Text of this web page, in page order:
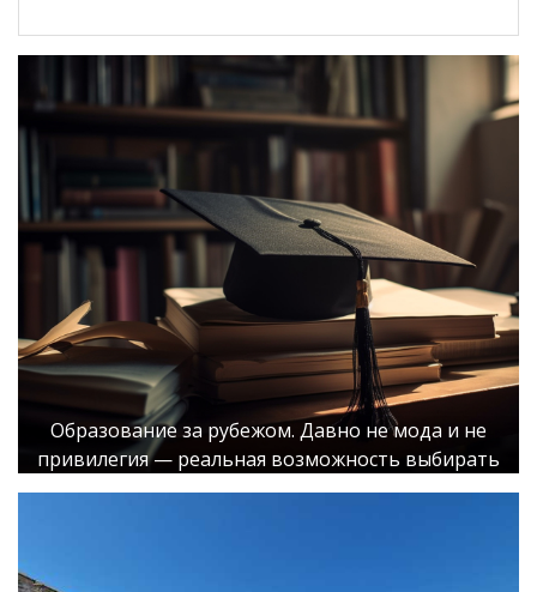
Образование за рубежом. Давно не мода и не
привилегия — реальная возможность выбирать